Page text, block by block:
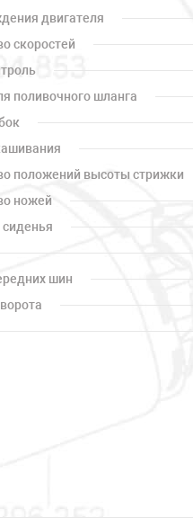
двигателя
скоростей
поливочного шланга
положений высоты стрижки
ножей
шин